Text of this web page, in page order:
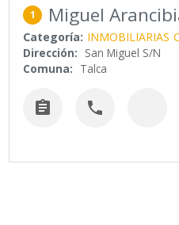
1 Miguel
Categoría: INMOBILIARIAS
Dirección: San Miguel S/N
Comuna: Talca
 